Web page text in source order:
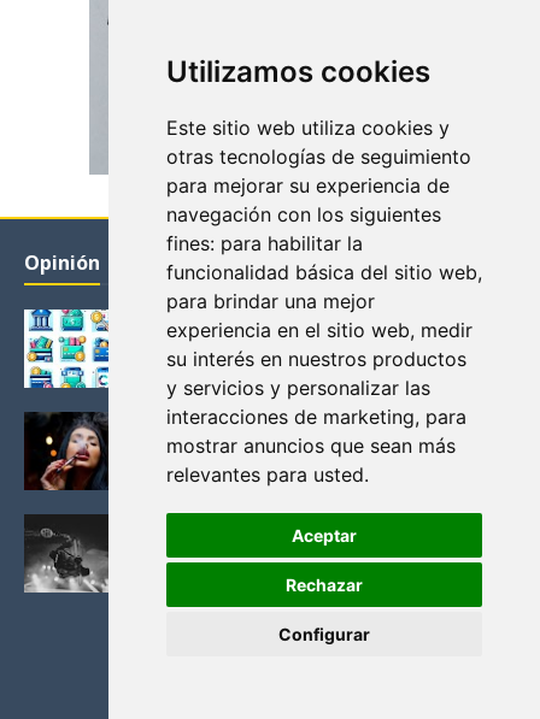
Utilizamos cookies
Este sitio web utiliza cookies y
otras tecnologías de seguimiento
para mejorar su experiencia de
navegación con los siguientes
fines: para habilitar la
funcionalidad básica del sitio web,
para brindar una mejor
experiencia en el sitio web, medir
su interés en nuestros productos
y servicios y personalizar las
interacciones de marketing, para
mostrar anuncios que sean más
relevantes para usted.
Aceptar
Rechazar
Configurar
Opinión
Cómo sacarle provecho a tu cuenta nómina
November 22, 2024
Las Mejores Tiendas de Vapeo Online:
Encuentra tus Productos Favoritos
July 18, 2023
Los Desafíos de Adaptar Libros al Cine: ¿Cómo
Lograr una Adaptación Exitosa?